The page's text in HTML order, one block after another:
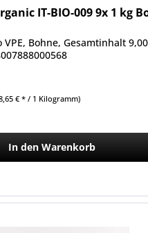
IT-BIO-009 9x 1 kg
VPE, Bohne, Gesamtinhalt
€ * / 1 Kilogramm)
In den Warenkorb